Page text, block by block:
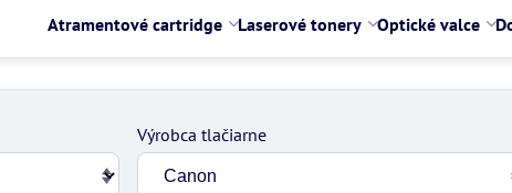
Atramentové cartridge Laserové tonery Optické valce
Výrobca tlačiarne